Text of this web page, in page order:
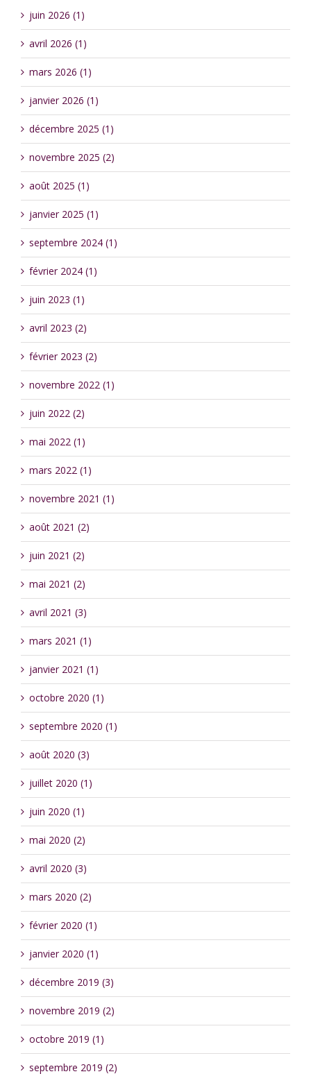
juin 2026 (1)
avril 2026 (1)
mars 2026 (1)
janvier 2026 (1)
décembre 2025 (1)
novembre 2025 (2)
août 2025 (1)
janvier 2025 (1)
septembre 2024 (1)
février 2024 (1)
juin 2023 (1)
avril 2023 (2)
février 2023 (2)
novembre 2022 (1)
juin 2022 (2)
mai 2022 (1)
mars 2022 (1)
novembre 2021 (1)
août 2021 (2)
juin 2021 (2)
mai 2021 (2)
avril 2021 (3)
mars 2021 (1)
janvier 2021 (1)
octobre 2020 (1)
septembre 2020 (1)
août 2020 (3)
juillet 2020 (1)
juin 2020 (1)
mai 2020 (2)
avril 2020 (3)
mars 2020 (2)
février 2020 (1)
janvier 2020 (1)
décembre 2019 (3)
novembre 2019 (2)
octobre 2019 (1)
septembre 2019 (2)